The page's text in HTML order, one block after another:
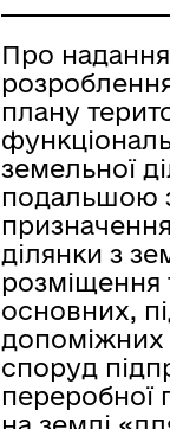
Про
плану
земельної
подальшою
ділянки з
розміщення
основних,
допоміжних
споруд
переробної